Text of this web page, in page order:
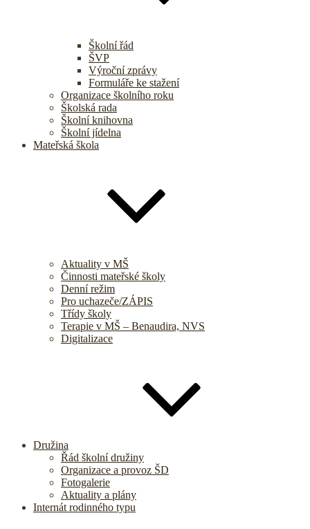
Školní řád
ŠVP
Výroční zprávy
Formuláře ke stažení
Organizace školního roku
Školská rada
Školní knihovna
Školní jídelna
Mateřská škola
Aktuality v MŠ
Činnosti mateřské školy
Denní režim
Pro uchazeče/ZÁPIS
Třídy školy
Terapie v MŠ – Benaudira, NVS
Digitalizace
Družina
Řád školní družiny
Organizace a provoz ŠD
Fotogalerie
Aktuality a plány
Internát rodinného typu